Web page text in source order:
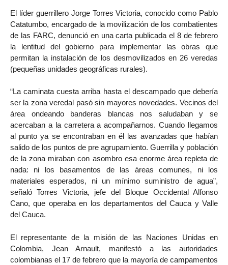
El líder guerrillero Jorge Torres Victoria, conocido como Pablo
Catatumbo, encargado de la movilización de los combatientes
de las FARC, denunció en una carta publicada el 8 de febrero
la lentitud del gobierno para implementar las obras que
permitan la instalación de los desmovilizados en 26 veredas
(pequeñas unidades geográficas rurales).
“La caminata cuesta arriba hasta el descampado que debería
ser la zona veredal pasó sin mayores novedades. Vecinos del
área ondeando banderas blancas nos saludaban y se
acercaban a la carretera a acompañarnos. Cuando llegamos
al punto ya se encontraban en él las avanzadas que habían
salido de los puntos de pre agrupamiento. Guerrilla y población
de la zona miraban con asombro esa enorme área repleta de
nada: ni los basamentos de las áreas comunes, ni los
materiales esperados, ni un mínimo suministro de agua”,
señaló Torres Victoria, jefe del Bloque Occidental Alfonso
Cano, que operaba en los departamentos del Cauca y Valle
del Cauca.
El representante de la misión de las Naciones Unidas en
Colombia, Jean Arnault, manifestó a las autoridades
colombianas el 17 de febrero que la mayoría de campamentos